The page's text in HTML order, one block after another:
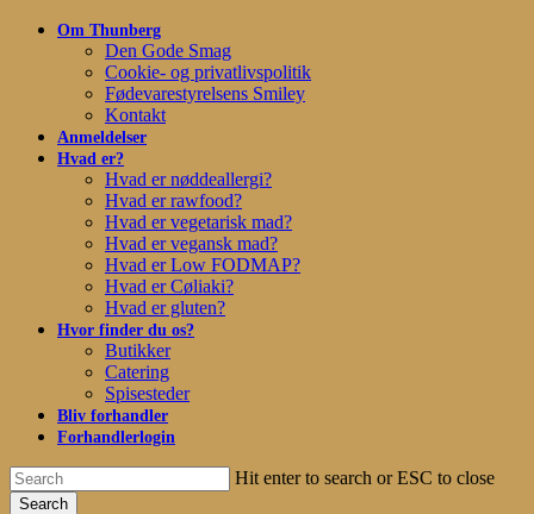
Skip
Om Thunberg
Den Gode Smag
Cookie- og privatlivspolitik
Fødevarestyrelsens Smiley
Kontakt
Anmeldelser
Hvad er?
Hvad er nøddeallergi?
Hvad er rawfood?
Hvad er vegetarisk mad?
Hvad er vegansk mad?
Hvad er Low FODMAP?
Hvad er Cøliaki?
Hvad er gluten?
Hvor finder du os?
Butikker
Catering
Spisesteder
Bliv forhandler
Forhandlerlogin
Hit enter to search or ESC to close
Search